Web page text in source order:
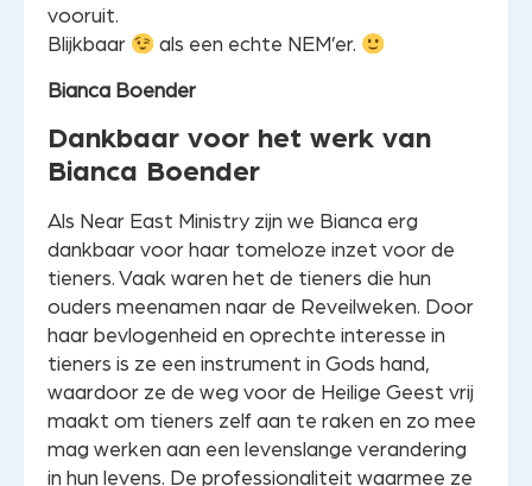
vooruit.
Blijkbaar
als een echte NEM’er.
Bianca Boender
Dankbaar voor het werk van
Bianca Boender
Als Near East Ministry zijn we Bianca erg
dankbaar voor haar tomeloze inzet voor de
tieners. Vaak waren het de tieners die hun
ouders meenamen naar de Reveilweken. Door
haar bevlogenheid en oprechte interesse in
tieners is ze een instrument in Gods hand,
waardoor ze de weg voor de Heilige Geest vrij
maakt om tieners zelf aan te raken en zo mee
mag werken aan een levenslange verandering
in hun levens. De professionaliteit waarmee ze